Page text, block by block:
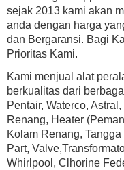
sejak 2013 kami akan
anda dengan harga
dan Bergaransi. Bagi
Prioritas Kami.
Kami menjual alat
berkualitas dari
Pentair, Waterco,
Renang, Heater
Kolam Renang,
Part,
Whirlpool, Clhorine